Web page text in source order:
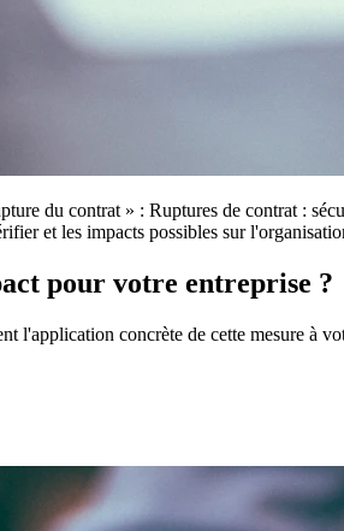
du contrat » : Ruptures de contrat :
et les impacts possibles sur
pour votre entreprise ?
l'application concrète de cette mesure à